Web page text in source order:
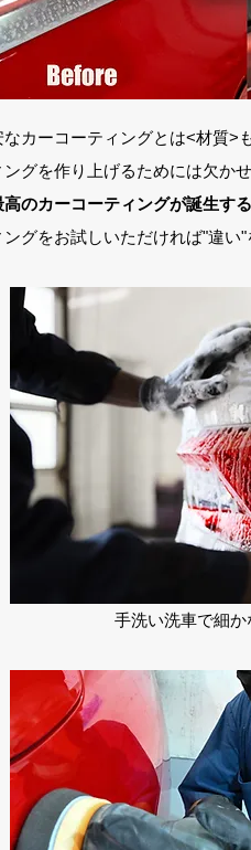
カーコーティングとは<材質>
グを作り上げるためには欠か
のカーコーティングが誕生する
グをお試しいただければ"違い"
手洗い洗車で細